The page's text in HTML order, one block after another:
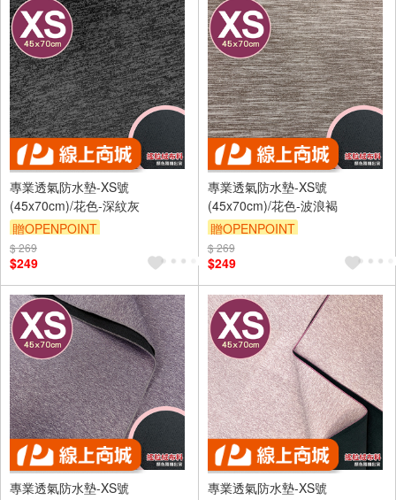
訂單滿699享9折
訂單滿699享9折
專業透氣防水墊-XS號
(45x70cm)/花色-深紋灰
贈OPENPOINT
訂單滿 2000 元折抵 100元
（運費不算在 2000 元的範圍
內）
訂單滿699享9折
$ 269
$249
專業透氣防水墊-XS號
(45x70cm)/花色-波浪褐
贈OPENPOINT
訂單滿 2000 元折抵 100元
（運費不算在 2000 元的範圍
內）
訂單滿699享9折
$ 269
$249
專業透氣防水墊-XS號
專業透氣防水墊-XS號